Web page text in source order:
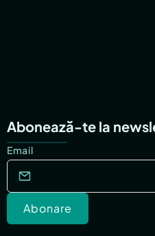
Abonează-te la
Email
Abonare